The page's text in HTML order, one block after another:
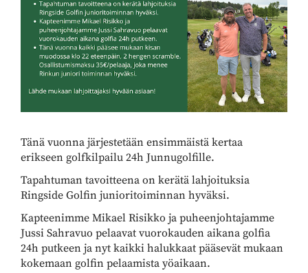
Tänä vuonna järjestetään ensimmäistä kertaa
erikseen golfkilpailu 24h Junnugolfille.
Tapahtuman tavoitteena on kerätä lahjoituksia
Ringside Golfin junioritoiminnan hyväksi.
Kapteenimme Mikael Risikko ja puheenjohtajamme
Jussi Sahravuo pelaavat vuorokauden aikana golfia
24h putkeen ja nyt kaikki halukkaat pääsevät mukaan
kokemaan golfin pelaamista yöaikaan.